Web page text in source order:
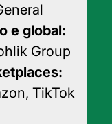
e global:
Group
TikTok